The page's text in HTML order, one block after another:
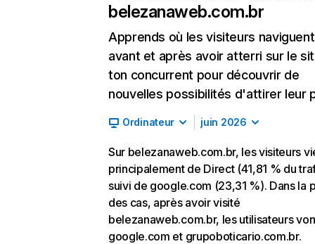
belezanaweb.com.br
Apprends où les visiteurs naviguent
avant et après avoir atterri sur le
ton concurrent pour découvrir de
nouvelles possibilités d'attirer leur
Ordinateur juin 2026
Sur belezanaweb.com.br, les visiteurs
principalement de Direct (41,81 % du
suivi de google.com (23,31 %). Dans la
des cas, après avoir visité
belezanaweb.com.br, les utilisateurs
google.com et grupoboticario.com.br.